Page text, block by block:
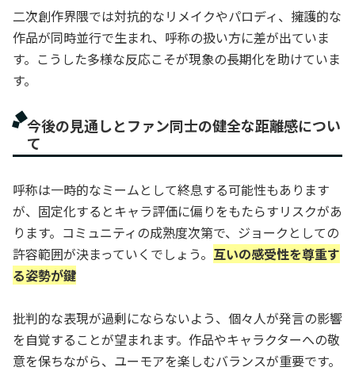
二次創作界隈では対抗的なリメイクやパロディ、擁護的な
作品が同時並行で生まれ、呼称の扱い方に差が出ていま
す。こうした多様な反応こそが現象の長期化を助けていま
す。
今後の見通しとファン同士の健全な距離感につい
て
呼称は一時的なミームとして終息する可能性もあります
が、固定化するとキャラ評価に偏りをもたらすリスクがあ
ります。コミュニティの成熟度次第で、ジョークとしての
許容範囲が決まっていくでしょう。 互いの感受性を尊重す
る姿勢が鍵
批判的な表現が過剰にならないよう、個々人が発言の影響
を自覚することが望まれます。作品やキャラクターへの敬
意を保ちながら、ユーモアを楽しむバランスが重要です。